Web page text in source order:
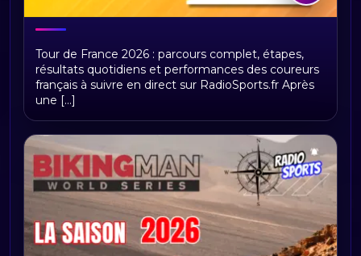
Tour de France 2026 : présentation,
étapes et replays Radio Sports
Tour de France 2026 : parcours complet, étapes,
résultats quotidiens et performances des coureurs
français à suivre en direct sur RadioSports.fr Après
une [...]